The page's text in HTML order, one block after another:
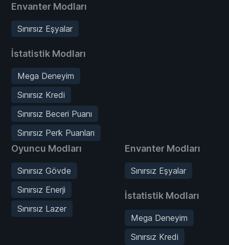
Envanter Modları
Sınırsız Eşyalar
İstatistik Modları
Mega Deneyim
Sınırsız Kredi
Sınırsız Beceri Puanı
Sınırsız Perk Puanları
Oyuncu Modları
Sınırsız Gövde
Sınırsız Enerji
Sınırsız Lazer
Envanter Modları
Sınırsız Eşyalar
İstatistik Modları
Mega Deneyim
Sınırsız Kredi